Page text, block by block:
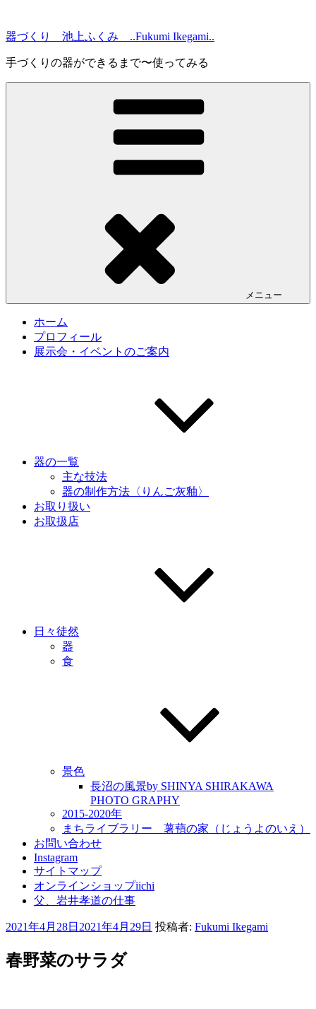
テ
ン
ツ
へ
器づくり 池上ふくみ ..Fukumi Ikegami..
手づくりの器ができるまで〜使ってみる
メニュー
ホーム
プロフィール
展示会・イベントのご案内
器の一覧
主な技法
器の制作方法〈りんご灰釉〉
お取り扱い
お取扱店
日々徒然
器
食
景色
長沼の風景by SHINYA SHIRAKAWA
PHOTO GRAPHY
2015-2020年
まちライブラリー 薯蕷の家（じょうよのいえ）
お問い合わせ
Instagram
サイトマップ
オンラインショップiichi
父、岩井孝道の仕事
投
日:
2021年4月28日 2021年4月29日 投稿者: Fukumi Ikegami
春野菜のサラダ